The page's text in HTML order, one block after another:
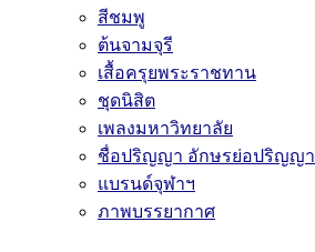
สีชมพู
ต้นจามจุรี
เสื้อครุยพระราชทาน
ชุดนิสิต
เพลงมหาวิทยาลัย
ชื่อปริญญา อักษรย่อปริญญา
แบรนด์จุฬาฯ
ภาพบรรยากาศ